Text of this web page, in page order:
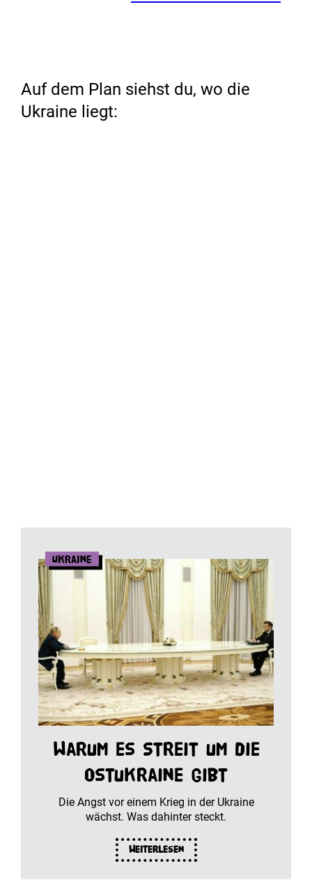
Auf dem Plan siehst du, wo die
Ukraine liegt:
Ukraine
Warum es Streit um die
Ostukraine gibt
Die Angst vor einem Krieg in der Ukraine
wächst. Was dahinter steckt.
Weiterlesen